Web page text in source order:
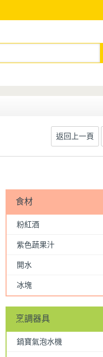
返回上一頁
食材
粉紅酒
紫色蔬果汁
開水
冰塊
烹調器具
鍋寶氣泡水機